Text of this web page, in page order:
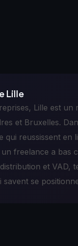
Lille
Lille est
et Bruxelles.
qui reussissent
freelance a
et VAD,
se